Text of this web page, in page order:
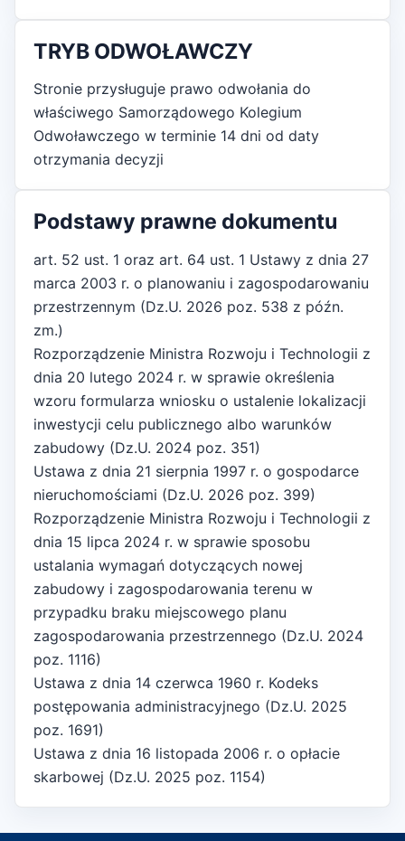
TRYB ODWOŁAWCZY
Stronie przysługuje prawo odwołania do
właściwego Samorządowego Kolegium
Odwoławczego w terminie 14 dni od daty
otrzymania decyzji
Podstawy prawne dokumentu
art. 52 ust. 1 oraz art. 64 ust. 1 Ustawy z dnia 27
marca 2003 r. o planowaniu i zagospodarowaniu
przestrzennym (Dz.U. 2026 poz. 538 z późn.
zm.)
Rozporządzenie Ministra Rozwoju i Technologii z
dnia 20 lutego 2024 r. w sprawie określenia
wzoru formularza wniosku o ustalenie lokalizacji
inwestycji celu publicznego albo warunków
zabudowy (Dz.U. 2024 poz. 351)
Ustawa z dnia 21 sierpnia 1997 r. o gospodarce
nieruchomościami (Dz.U. 2026 poz. 399)
Rozporządzenie Ministra Rozwoju i Technologii z
dnia 15 lipca 2024 r. w sprawie sposobu
ustalania wymagań dotyczących nowej
zabudowy i zagospodarowania terenu w
przypadku braku miejscowego planu
zagospodarowania przestrzennego (Dz.U. 2024
poz. 1116)
Ustawa z dnia 14 czerwca 1960 r. Kodeks
postępowania administracyjnego (Dz.U. 2025
poz. 1691)
Ustawa z dnia 16 listopada 2006 r. o opłacie
skarbowej (Dz.U. 2025 poz. 1154)